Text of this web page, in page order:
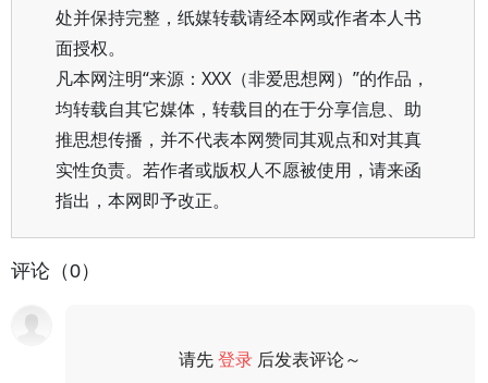
处并保持完整，纸媒转载请经本网或作者本人书
面授权。
凡本网注明“来源：XXX（非爱思想网）”的作品，
均转载自其它媒体，转载目的在于分享信息、助
推思想传播，并不代表本网赞同其观点和对其真
实性负责。若作者或版权人不愿被使用，请来函
指出，本网即予改正。
评论（0）
请先登录 后发表评论～